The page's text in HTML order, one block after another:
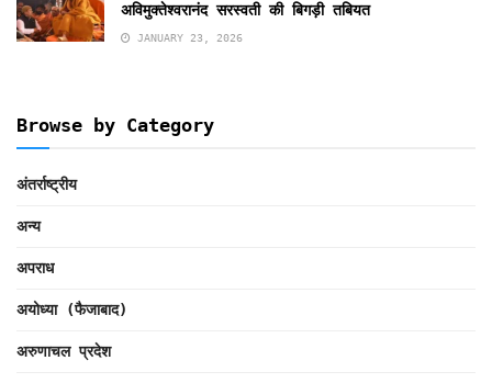
अविमुक्तेश्वरानंद सरस्वती की बिगड़ी तबियत
JANUARY 23, 2026
Browse by Category
अंतर्राष्ट्रीय
अन्य
अपराध
अयोध्या (फैजाबाद)
अरुणाचल प्रदेश